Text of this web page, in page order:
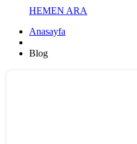
HEMEN ARA
Anasayfa
Blog